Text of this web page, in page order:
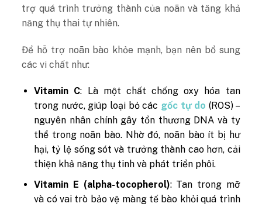
trợ quá trình trưởng thành của noãn và tăng khả
năng thụ thai tự nhiên.
Để hỗ trợ noãn bào khỏe mạnh, bạn nên bổ sung
các vi chất như:
Vitamin C: Là một chất chống oxy hóa tan
trong nước, giúp loại bỏ các gốc tự do (ROS) –
nguyên nhân chính gây tổn thương DNA và ty
thể trong noãn bào. Nhờ đó, noãn bào ít bị hư
hại, tỷ lệ sống sót và trưởng thành cao hơn, cải
thiện khả năng thụ tinh và phát triển phôi.
Vitamin E (alpha-tocopherol): Tan trong mỡ
và có vai trò bảo vệ màng tế bào khỏi quá trình